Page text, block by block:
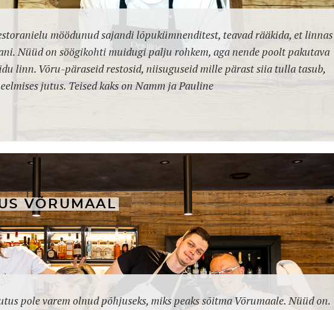
möödunud sajandi lõpukümnenditest, teavad rääkida, et linnas
Nüüd on söögikohti muidugi palju rohkem, aga nende poolt pakutava
linn. Võru-päraseid restosid, niisuguseid mille pärast siia tulla tasub,
jutus. Teised kaks on Namm ja Pauline
VÕRUMAAL
pole varem olnud põhjuseks, miks peaks sõitma Võrumaale. Nüüd on.